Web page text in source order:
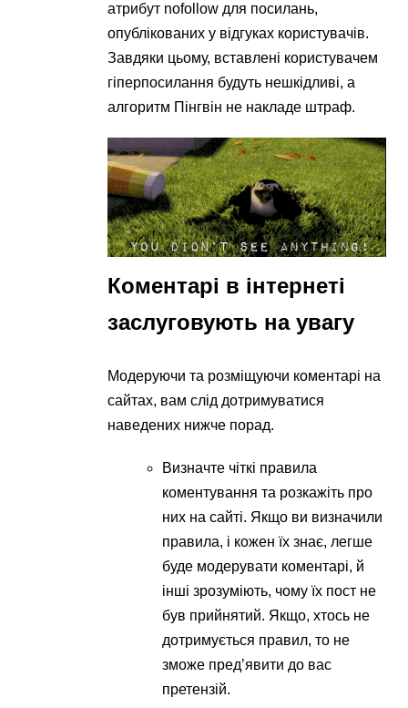
атрибут nofollow для посилань,
опублікованих у відгуках користувачів.
Завдяки цьому, вставлені користувачем
гіперпосилання будуть нешкідливі, а
алгоритм Пінгвін не накладе штраф.
Коментарі в інтернеті
заслуговують на увагу
Модеруючи та розміщуючи коментарі на
сайтах, вам слід дотримуватися
наведених нижче порад.
Визначте чіткі правила
коментування та розкажіть про
них на сайті. Якщо ви визначили
правила, і кожен їх знає, легше
буде модерувати коментарі, й
інші зрозуміють, чому їх пост не
був прийнятий. Якщо, хтось не
дотримується правил, то не
зможе пред’явити до вас
претензій.